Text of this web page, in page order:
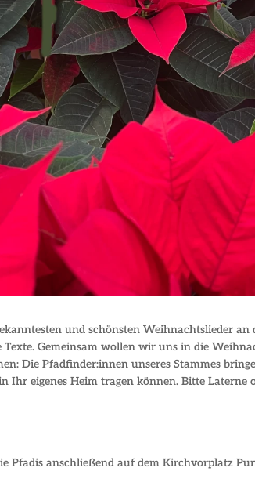
und schönsten Weihnachtslieder
Gemeinsam wollen wir uns in die
Die Pfadfinder:innen unseres Stammes
Ihr eigenes Heim tragen können. Bitte
Pfadis anschließend auf dem Kirchvorplatz